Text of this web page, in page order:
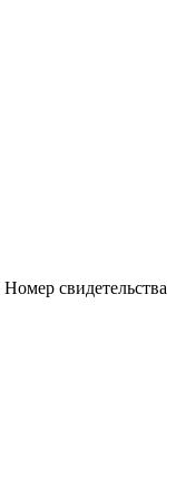
Номер свидетельства